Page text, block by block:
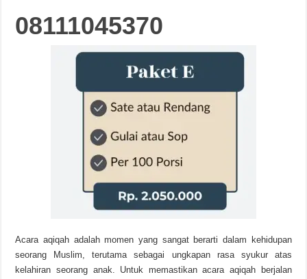
08111045370
Acara aqiqah adalah momen yang sangat berarti dalam kehidupan
seorang Muslim, terutama sebagai ungkapan rasa syukur atas
kelahiran seorang anak. Untuk memastikan acara aqiqah berjalan